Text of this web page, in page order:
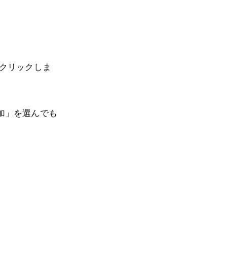
リックしま
」を選んでも